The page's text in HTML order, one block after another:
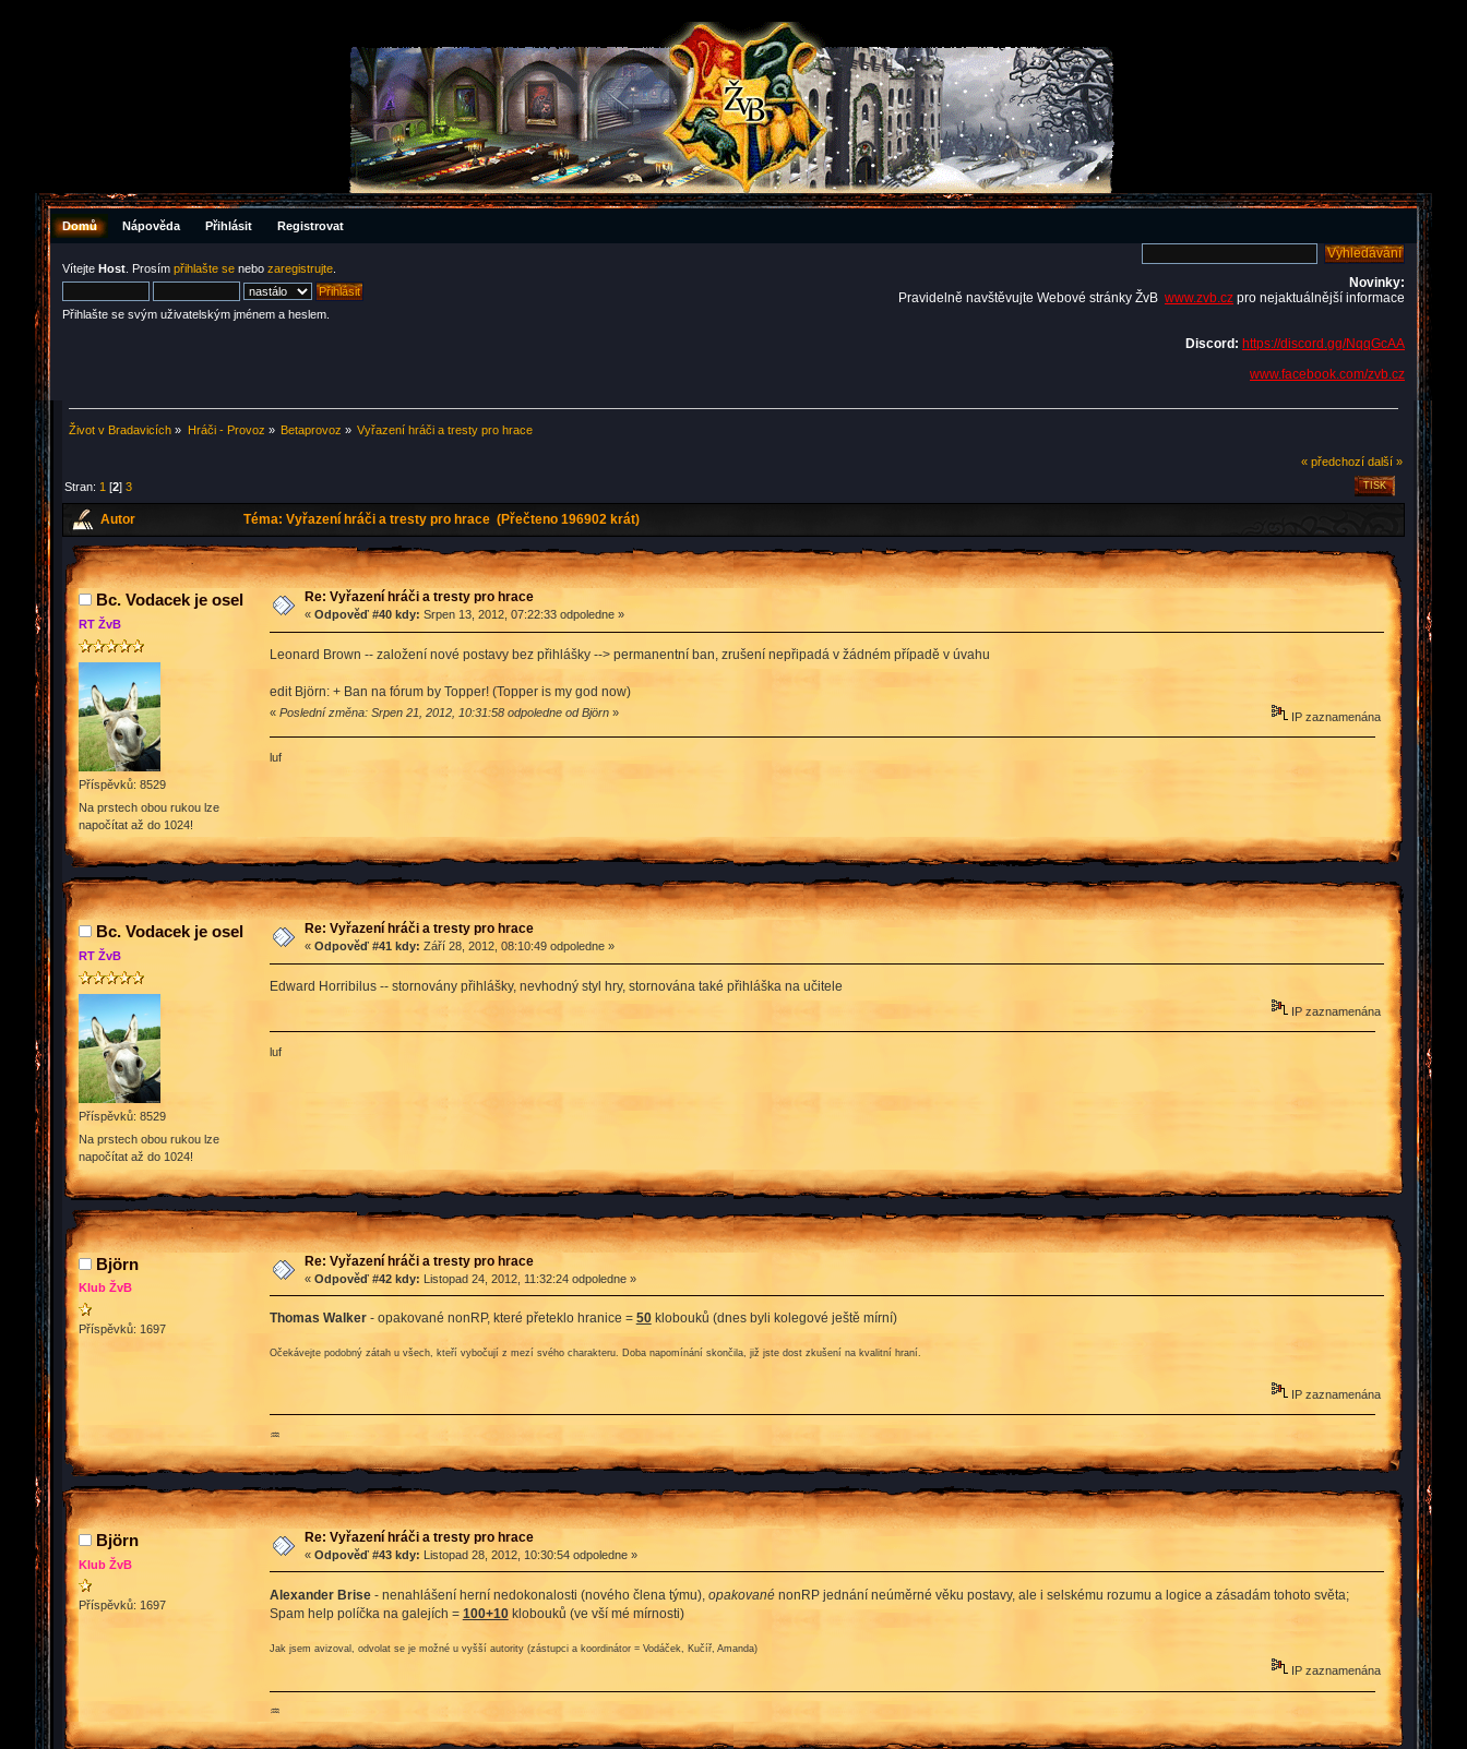
Domů Nápověda Přihlásit Registrovat
Vítejte Host . Prosím přihlašte se nebo zaregistrujte
Přihlašte se svým uživatelským jménem a heslem.
Novinky:
Pravidelně navštěvujte Webové stránky ŽvB www.zvb.cz pro nejaktuálnější informace
Discord: https://discord.gg/NqqGcAA
www.facebook.com/zvb.cz
Život v Bradavicích » Hráči - Provoz » Betaprovoz » Vyřazení hráči a tresty pro hrace
« předchozí další »
TISK
Stran: 1 [2]3
Autor Téma: Vyřazení hráči a tresty pro hrace (Přečteno 196902 krát)
Bc. Vodacek je osel
RT ŽvB
Příspěvků: 8529
Na prstech obou rukou lze
napočítat až do 1024!
Re: Vyřazení hráči a tresty pro hrace
« Odpověď #40 kdy: Srpen 13, 2012, 07:22:33 odpoledne »
Leonard Brown -- založení nové postavy bez přihlášky --> permanentní ban, zrušení nepřipadá v žádném případě v úvahu
edit Björn: + Ban na fórum by Topper! (Topper is my god now)
« Poslední změna: Srpen 21, 2012, 10:31:58 odpoledne od Björn» IP zaznamenána
luf
Bc. Vodacek je osel
RT ŽvB
Příspěvků: 8529
Na prstech obou rukou lze
napočítat až do 1024!
Re: Vyřazení hráči a tresty pro hrace
« Odpověď #41 kdy: Září 28, 2012, 08:10:49 odpoledne »
Edward Horribilus -- stornovány přihlášky, nevhodný styl hry, stornována také přihláška na učitele
IP zaznamenána
luf
Björn
Klub ŽvB
Příspěvků: 1697
Re: Vyřazení hráči a tresty pro hrace
« Odpověď #42 kdy: Listopad 24, 2012, 11:32:24 odpoledne »
Thomas Walker- opakované nonRP, které přeteklo hranice = 50klobouků (dnes byli kolegové ještě mírní)
Očekávejte podobný zátah u všech, kteří vybočují z mezí svého charakteru. Doba napomínání skončila, již jste dost zkušení na kvalitní hraní.
IP zaznamenána
♒
Björn
Klub ŽvB
Příspěvků: 1697
Re: Vyřazení hráči a tresty pro hrace
« Odpověď #43 kdy: Listopad 28, 2012, 10:30:54 odpoledne »
Alexander Brise- nenahlášení herní nedokonalosti (nového člena týmu), opakovanénonRP jednání neúměrné věku postavy, ale i selskému rozumu a logice a zásadám tohoto světa;
Spam help políčka na galejích = 100+10klobouků (ve vší mé mírnosti)
Jak jsem avizoval, odvolat se je možné u vyšší autority (zástupci a koordinátor = Vodáček, Kučíř, Amanda)
IP zaznamenána
♒